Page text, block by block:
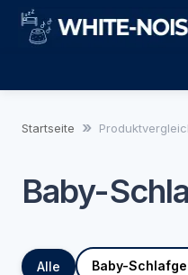
Startseite
Baby-
Alle Baby-